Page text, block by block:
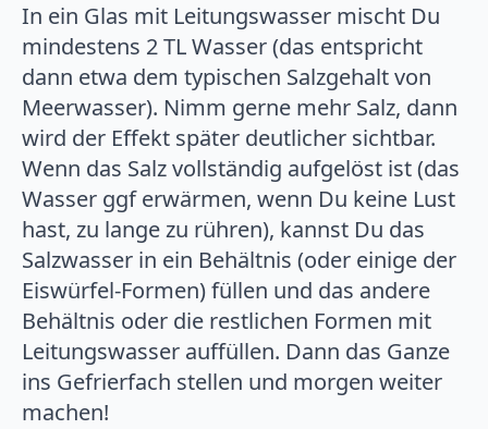
In ein Glas mit Leitungswasser mischt Du
mindestens 2 TL Wasser (das entspricht
dann etwa dem typischen Salzgehalt von
Meerwasser). Nimm gerne mehr Salz, dann
wird der Effekt später deutlicher sichtbar.
Wenn das Salz vollständig aufgelöst ist (das
Wasser ggf erwärmen, wenn Du keine Lust
hast, zu lange zu rühren), kannst Du das
Salzwasser in ein Behältnis (oder einige der
Eiswürfel-Formen) füllen und das andere
Behältnis oder die restlichen Formen mit
Leitungswasser auffüllen. Dann das Ganze
ins Gefrierfach stellen und morgen weiter
machen!